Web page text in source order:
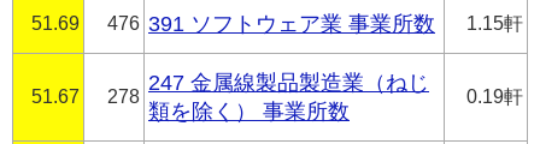
51.69 476 391 ソフトウェア業 事業所数 1.15軒
51.67 278
247 金属線製品製造業（ねじ
類を除く） 事業所数
0.19軒